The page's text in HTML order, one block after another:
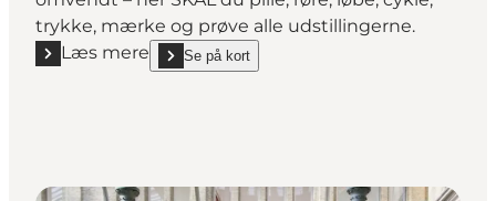
trykke, mærke og prøve alle udstillingerne.
Læs mere
Læs mere "Experimentarium"
Se på kort
show Experimentarium on_map